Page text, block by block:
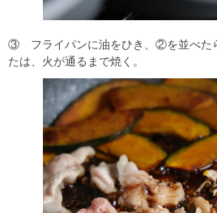
③ フライパンに油をひき、②を並べた
たは、火が通るまで焼く。